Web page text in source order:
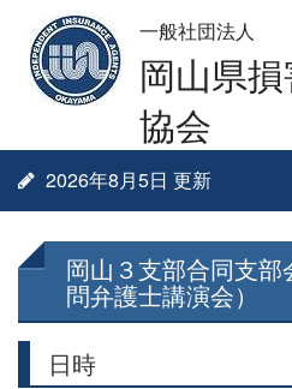
一般社団法人
岡山県
協会
2026年8月5日 更新
岡山３支部合同支
問弁護士講演会）
日時